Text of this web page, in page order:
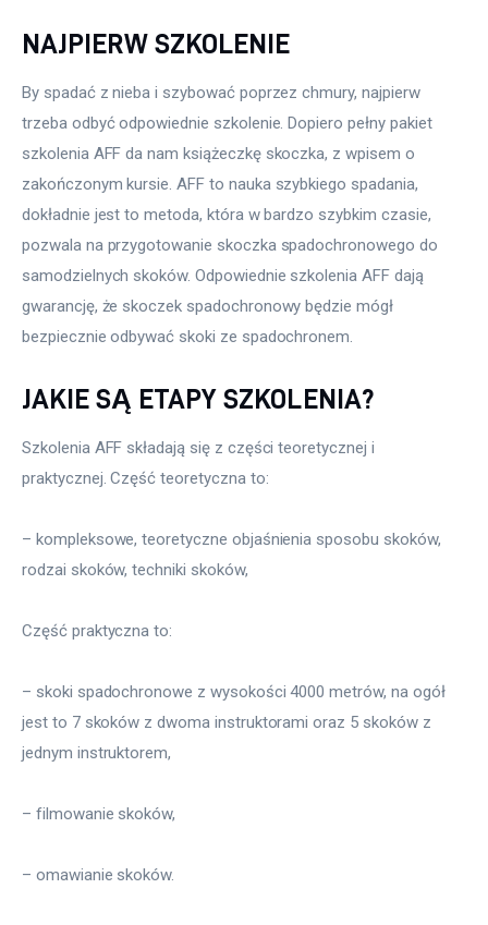
NAJPIERW SZKOLENIE
By spadać z nieba i szybować poprzez chmury, najpierw
trzeba odbyć odpowiednie szkolenie. Dopiero pełny pakiet
szkolenia AFF da nam książeczkę skoczka, z wpisem o
zakończonym kursie. AFF to nauka szybkiego spadania,
dokładnie jest to metoda, która w bardzo szybkim czasie,
pozwala na przygotowanie skoczka spadochronowego do
samodzielnych skoków. Odpowiednie szkolenia AFF dają
gwarancję, że skoczek spadochronowy będzie mógł
bezpiecznie odbywać skoki ze spadochronem.
JAKIE SĄ ETAPY SZKOLENIA?
Szkolenia AFF składają się z części teoretycznej i
praktycznej. Część teoretyczna to:
– kompleksowe, teoretyczne objaśnienia sposobu skoków,
rodzai skoków, techniki skoków,
Część praktyczna to:
– skoki spadochronowe z wysokości 4000 metrów, na ogół
jest to 7 skoków z dwoma instruktorami oraz 5 skoków z
jednym instruktorem,
– filmowanie skoków,
– omawianie skoków.